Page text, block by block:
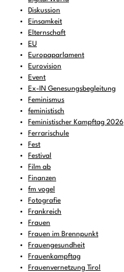
Diskussion
Einsamkeit
Elternschaft
EU
Europaparlament
Eurovision
Event
Ex-IN Genesungsbegleitung
Feminismus
feministisch
Feministischer Kampftag 2026
Ferrarischule
Fest
Festival
Film ab
Finanzen
fm vogel
Fotografie
Frankreich
Frauen
Frauen im Brennpunkt
Frauengesundheit
Frauenkampftag
Frauenvernetzung Tirol